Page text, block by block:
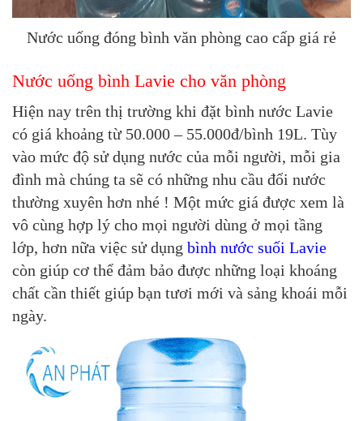
Nước uống đóng bình văn phòng cao cấp giá rẻ
Nước uống bình Lavie cho văn phòng
Hiện nay trên thị trường khi đặt bình nước Lavie
có giá khoảng từ 50.000 – 55.000đ/bình 19L. Tùy
vào mức độ sử dụng nước của mỗi người, mỗi gia
đình mà chúng ta sẽ có những nhu cầu đổi nước
thường xuyên hơn nhé ! Một mức giá được xem là
vô cùng hợp lý cho mọi người dùng ở mọi tầng
lớp, hơn nữa việc sử dụng bình nước suối Lavie
còn giúp cơ thể đảm bảo được những loại khoáng
chất cần thiết giúp bạn tươi mới và sảng khoái mỗi
ngày.